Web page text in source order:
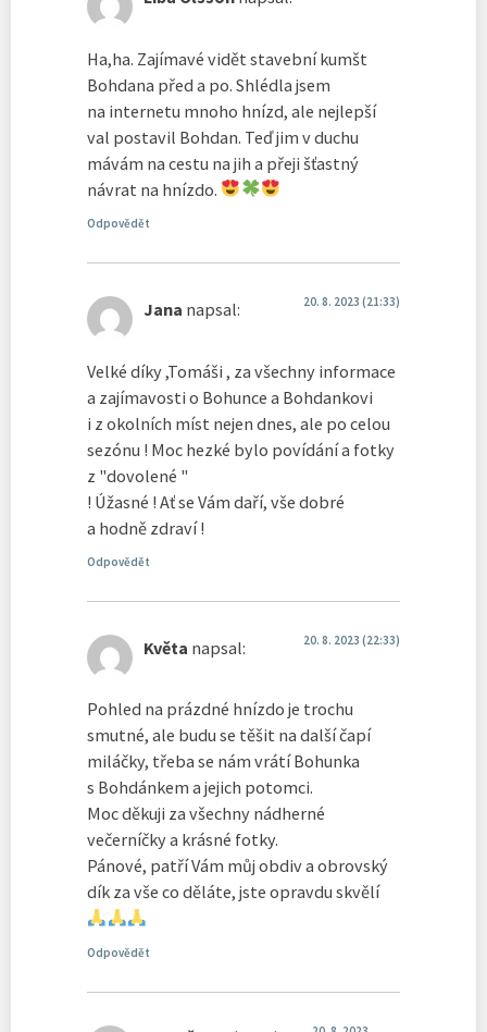
Ha,ha. Zajímavé vidět stavební kumšt
Bohdana před a po. Shlédla jsem
na internetu mnoho hnízd, ale nejlepší
val postavil Bohdan. Teď jim v duchu
mávám na cestu na jih a přeji šťastný
návrat na hnízdo.
Odpovědět
Jana napsal: 20. 8. 2023 (21:33)
Velké díky ,Tomáši , za všechny informace
a zajímavosti o Bohunce a Bohdankovi
i z okolních míst nejen dnes, ale po celou
sezónu ! Moc hezké bylo povídání a fotky
z "dovolené "
! Úžasné ! Ať se Vám daří, vše dobré
a hodně zdraví !
Odpovědět
Květa napsal: 20. 8. 2023 (22:33)
Pohled na prázdné hnízdo je trochu
smutné, ale budu se těšit na další čapí
miláčky, třeba se nám vrátí Bohunka
s Bohdánkem a jejich potomci.
Moc děkuji za všechny nádherné
večerníčky a krásné fotky.
Pánové, patří Vám můj obdiv a obrovský
dík za vše co děláte, jste opravdu skvělí
Odpovědět